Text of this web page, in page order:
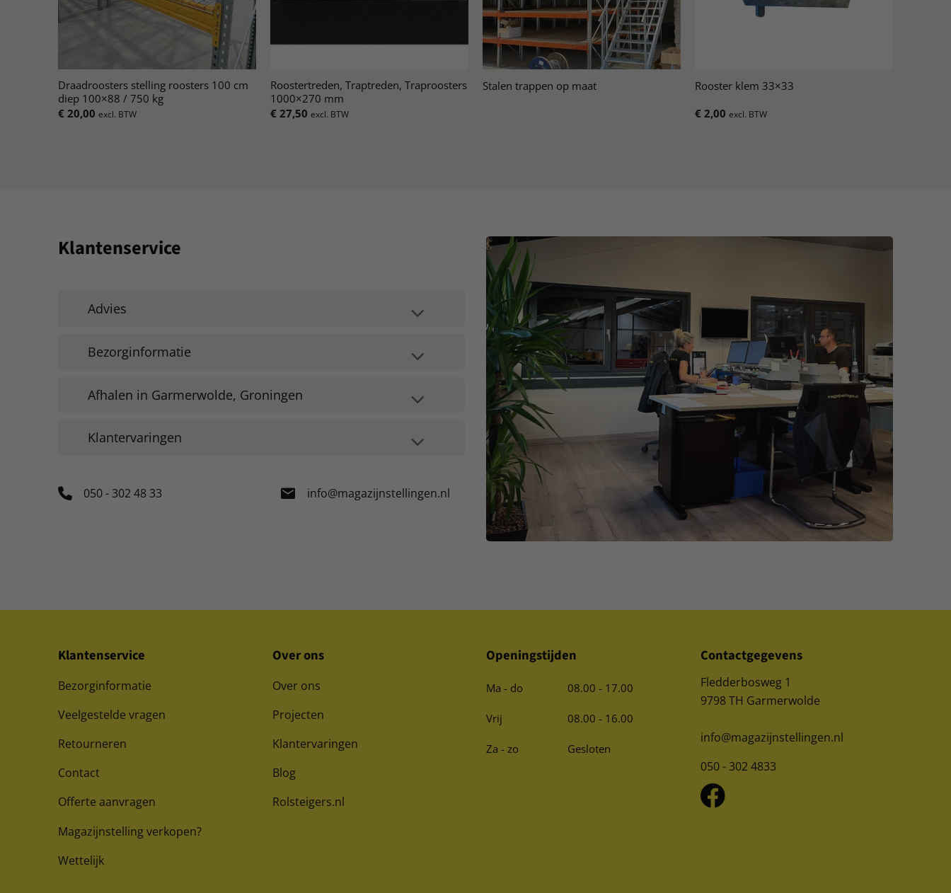
Draadroosters stelling roosters 100 cm
diep 100×88 / 750 kg
€ 20,00 excl. BTW
Roostertreden, Traptreden, Traproosters
1000×270 mm
€ 27,50 excl. BTW
Stalen trappen op maat
Rooster klem 33×33
€ 2,00 excl. BTW
Klantenservice
Advies
Bezorginformatie
Afhalen in Garmerwolde, Groningen
Klantervaringen
050 - 302 48 33 info@magazijnstellingen.nl
Klantenservice
Bezorginformatie
Veelgestelde vragen
Retourneren
Contact
Offerte aanvragen
Magazijnstelling verkopen?
Wettelijk
Over ons
Over ons
Projecten
Klantervaringen
Blog
Rolsteigers.nl
Openingstijden
Ma - do 08.00 - 17.00
Vrij 08.00 - 16.00
Za - zo Gesloten
Contactgegevens
Fledderbosweg 1
9798 TH Garmerwolde
info@magazijnstellingen.nl
050 - 302 4833